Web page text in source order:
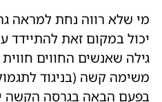
מי שלא רווה נחת למראה
יכול במקום זאת להתיידד
גילה שאנשים החווים
משימה קשה (בניגוד
בפעם הבאה בגרסה הקשה